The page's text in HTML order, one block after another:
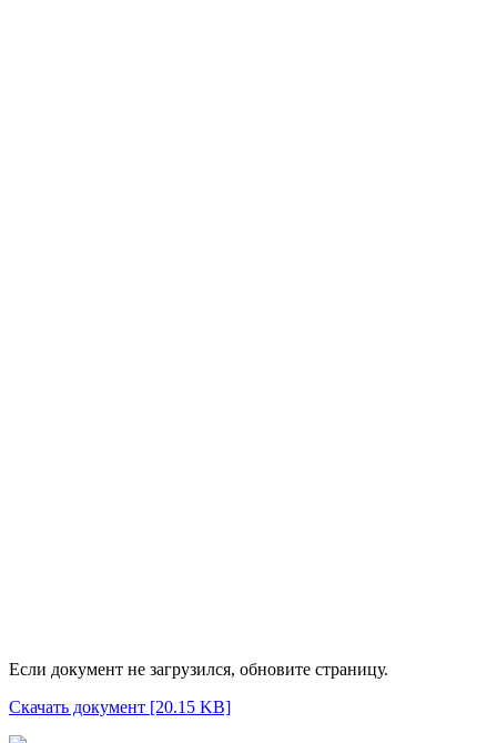
Если документ не загрузился, обновите страницу.
Скачать документ [20.15 KB]